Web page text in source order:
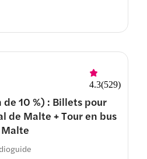
4.3(529)
10 %) : Billets pour
de Malte + Tour en bus